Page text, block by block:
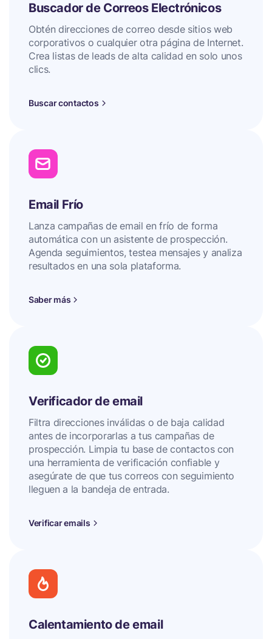
Buscador de Correos Electrónicos
Obtén direcciones de correo desde sitios web
corporativos o cualquier otra página de Internet.
Crea listas de leads de alta calidad en solo unos
clics.
Buscar contactos
Email Frío
Lanza campañas de email en frío de forma
automática con un asistente de prospección.
Agenda seguimientos, testea mensajes y analiza
resultados en una sola plataforma.
Saber más
Verificador de email
Filtra direcciones inválidas o de baja calidad
antes de incorporarlas a tus campañas de
prospección. Limpia tu base de contactos con
una herramienta de verificación confiable y
asegúrate de que tus correos con seguimiento
lleguen a la bandeja de entrada.
Verificar emails
Calentamiento de email